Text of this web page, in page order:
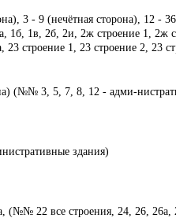
3 - 9 (нечётная сторона), 12 -
1в, 2б, 2и, 2ж строение 1, 2ж
строение 1, 23 строение 2, 23
(№№ 3, 5, 7, 8, 12 - адми-
здания)
(№№ 22 все строения, 24, 26, 26а,